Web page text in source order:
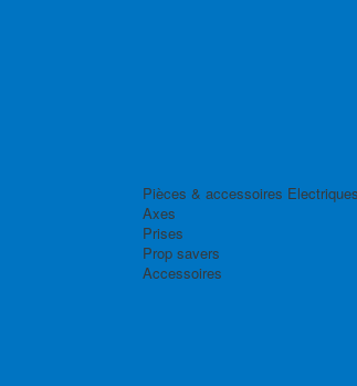
Pièces & accessoires
Axes
Prises
Prop savers
Accessoires